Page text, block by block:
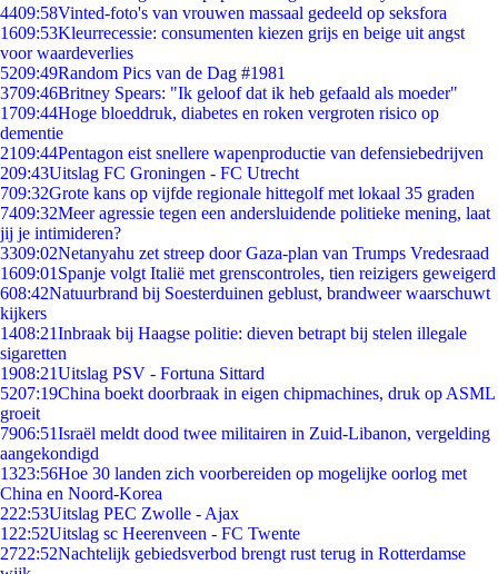
4409:58Vinted-foto's van vrouwen massaal gedeeld op seksfora
1609:53Kleurrecessie: consumenten kiezen grijs en beige uit angst
voor waardeverlies
5209:49Random Pics van de Dag #1981
3709:46Britney Spears: "Ik geloof dat ik heb gefaald als moeder"
1709:44Hoge bloeddruk, diabetes en roken vergroten risico op
dementie
2109:44Pentagon eist snellere wapenproductie van defensiebedrijven
209:43Uitslag FC Groningen - FC Utrecht
709:32Grote kans op vijfde regionale hittegolf met lokaal 35 graden
7409:32Meer agressie tegen een andersluidende politieke mening, laat
jij je intimideren?
3309:02Netanyahu zet streep door Gaza-plan van Trumps Vredesraad
1609:01 Spanje volgt Italië met grenscontroles, tien reizigers geweigerd
608:42Natuurbrand bij Soesterduinen geblust, brandweer waarschuwt
kijkers
1408:21Inbraak bij Haagse politie: dieven betrapt bij stelen illegale
sigaretten
1908:21Uitslag PSV - Fortuna Sittard
5207:19China boekt doorbraak in eigen chipmachines, druk op ASML
groeit
7906:51Israël meldt dood twee militairen in Zuid-Libanon, vergelding
aangekondigd
1323:56Hoe 30 landen zich voorbereiden op mogelijke oorlog met
China en Noord-Korea
222:53Uitslag PEC Zwolle - Ajax
1 22:52Uitslag sc Heerenveen - FC Twente
2722:52Nachtelijk gebiedsverbod brengt rust terug in Rotterdamse